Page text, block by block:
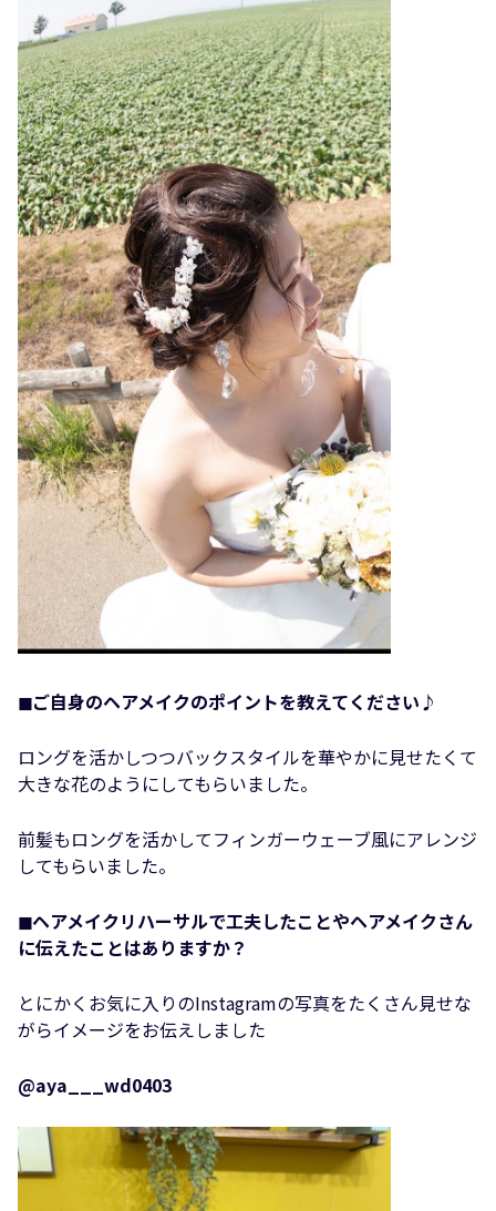
◼︎ご自身のヘアメイクのポイントを教えてください♪
ロングを活かしつつバックスタイルを華やかに見せたくて
大きな花のようにしてもらいました。
前髪もロングを活かしてフィンガーウェーブ風にアレンジ
してもらいました。
◼︎ヘアメイクリハーサルで工夫したことやヘアメイクさん
に伝えたことはありますか？
とにかくお気に入りのInstagramの写真をたくさん見せな
がらイメージをお伝えしました
@aya___wd0403